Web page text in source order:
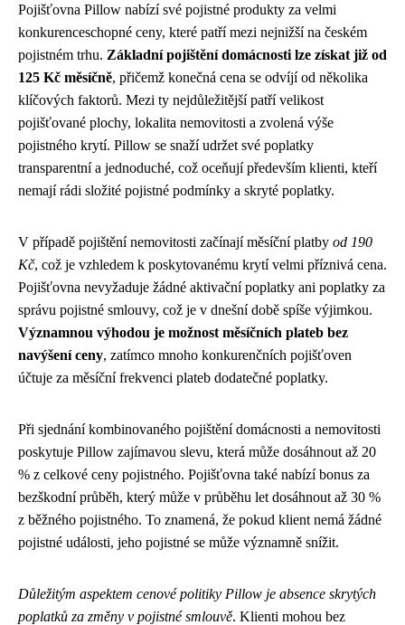
Pojišťovna Pillow nabízí své pojistné produkty za velmi
konkurenceschopné ceny, které patří mezi nejnižší na českém
pojistném trhu. Základní pojištění domácnosti lze získat již od
125 Kč měsíčně, přičemž konečná cena se odvíjí od několika
klíčových faktorů. Mezi ty nejdůležitější patří velikost
pojišťované plochy, lokalita nemovitosti a zvolená výše
pojistného krytí. Pillow se snaží udržet své poplatky
transparentní a jednoduché, což oceňují především klienti, kteří
nemají rádi složité pojistné podmínky a skryté poplatky.
V případě pojištění nemovitosti začínají měsíční platby od 190
Kč, což je vzhledem k poskytovanému krytí velmi příznivá cena.
Pojišťovna nevyžaduje žádné aktivační poplatky ani poplatky za
správu pojistné smlouvy, což je v dnešní době spíše výjimkou.
Významnou výhodou je možnost měsíčních plateb bez
navýšení ceny, zatímco mnoho konkurenčních pojišťoven
účtuje za měsíční frekvenci plateb dodatečné poplatky.
Při sjednání kombinovaného pojištění domácnosti a nemovitosti
poskytuje Pillow zajímavou slevu, která může dosáhnout až 20
% z celkové ceny pojistného. Pojišťovna také nabízí bonus za
bezškodní průběh, který může v průběhu let dosáhnout až 30 %
z běžného pojistného. To znamená, že pokud klient nemá žádné
pojistné události, jeho pojistné se může významně snížit.
Důležitým aspektem cenové politiky Pillow je absence skrytých
poplatků za změny v pojistné smlouvě. Klienti mohou bez